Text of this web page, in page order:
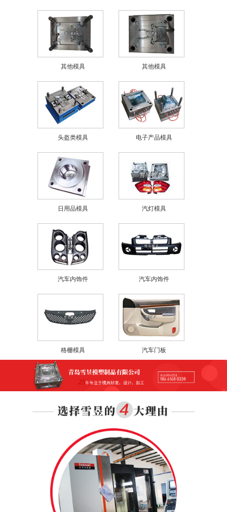
其他模具 其他模具
头盔类模具 电子产品模具
日用品模具 汽灯模具
汽车内饰件 汽车内饰件
格栅模具 汽车门板